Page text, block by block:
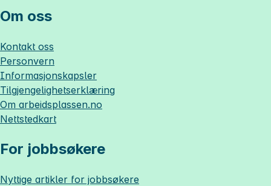
Om oss
Kontakt oss
Personvern
Informasjonskapsler
Tilgjengelighetserklæring
Om arbeidsplassen.no
Nettstedkart
For jobbsøkere
Nyttige artikler for jobbsøkere